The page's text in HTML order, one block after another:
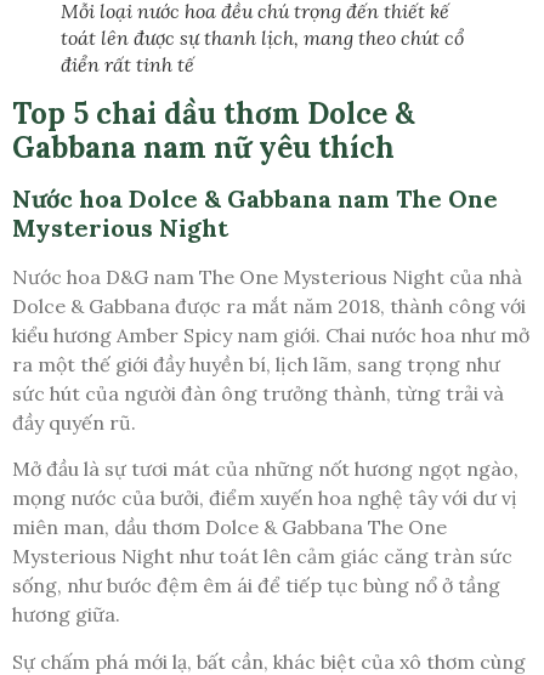
Mỗi loại nước hoa đều chú trọng đến thiết kế
toát lên được sự thanh lịch, mang theo chút cổ
điển rất tinh tế
Top 5 chai dầu thơm Dolce &
Gabbana nam nữ yêu thích
Nước hoa Dolce & Gabbana nam The One
Mysterious Night
Nước hoa D&G nam The One Mysterious Night của nhà
Dolce & Gabbana được ra mắt năm 2018, thành công với
kiểu hương Amber Spicy nam giới. Chai nước hoa như mở
ra một thế giới đầy huyền bí, lịch lãm, sang trọng như
sức hút của người đàn ông trưởng thành, từng trải và
đầy quyến rũ.
Mở đầu là sự tươi mát của những nốt hương ngọt ngào,
mọng nước của bưởi, điểm xuyến hoa nghệ tây với dư vị
miên man, dầu thơm Dolce & Gabbana The One
Mysterious Night như toát lên cảm giác căng tràn sức
sống, như bước đệm êm ái để tiếp tục bùng nổ ở tầng
hương giữa.
Sự chấm phá mới lạ, bất cần, khác biệt của xô thơm cùng